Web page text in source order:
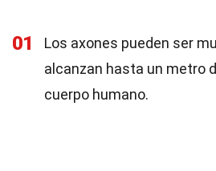
01
Los axones pueden ser
alcanzan hasta un metro
cuerpo humano.